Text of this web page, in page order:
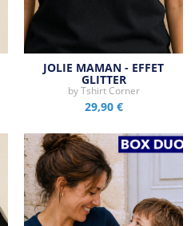
JOLIE MAMAN - EFFET
GLITTER
byTshirt Corner
29,90 €